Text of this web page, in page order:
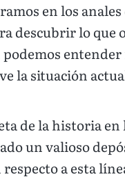
en los anales
descubrir lo que
podemos
la situación
de la historia en
un valioso
a esta